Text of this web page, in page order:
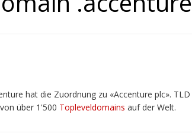
hat die Zuordnung zu «Accenture plc».
über 1'500 Topleveldomains auf der Welt.